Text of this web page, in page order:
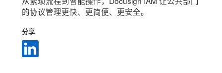
的协议管理更快、更简便、更安全。
分享